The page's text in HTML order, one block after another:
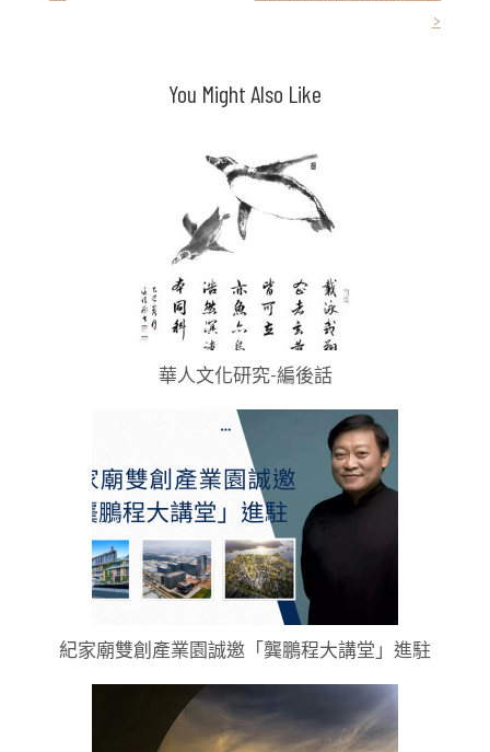
>
You Might Also Like
華人文化研究-編後話
紀家廟雙創產業園誠邀「龔鵬程大講堂」進駐